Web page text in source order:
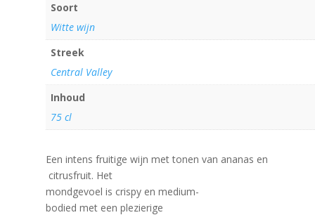
Soort
Witte wijn
Streek
Central Valley
Inhoud
75 cl
Een intens fruitige wijn met tonen van ananas en
citrusfruit. Het
mondgevoel is crispy en medium-
bodied met een plezierige